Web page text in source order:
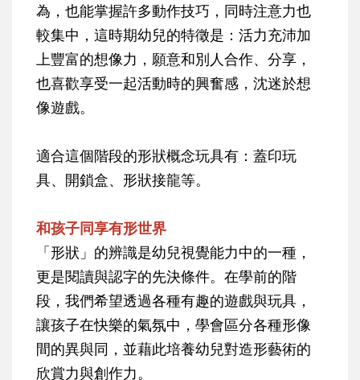
為，也能掌握許多動作技巧，同時注意力也
較集中，這時期幼兒的特徵是：活力充沛加
上豐富的想像力，願意和別人合作、分享，
也喜歡享受一起活動時的興奮感，沈迷於想
像遊戲。
適合這個階段的形狀概念玩具有：蓋印玩
具、開鎖盒、形狀接龍等。
和孩子同享有形世界
「形狀」的辨識是幼兒視覺能力中的一種，
更是閱讀與認字的先決條件。在學前的階
段，我們希望透過各種有趣的遊戲與玩具，
讓孩子在快樂的氣氛中，學會區分各種形像
間的異與同，並藉此培養幼兒對造形藝術的
欣賞力與創作力。